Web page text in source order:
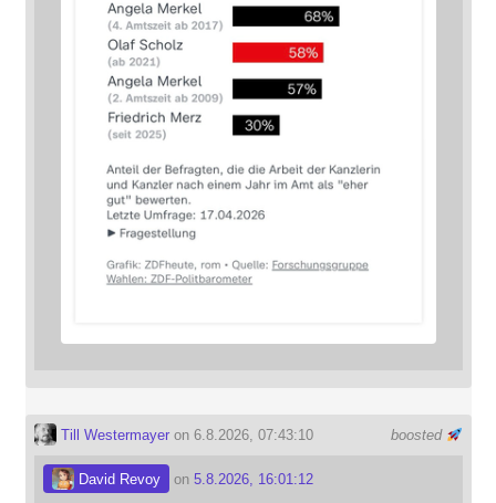
boosted
Till Westermayeron 6.8.2026, 07:43:10
David Revoy on 5.8.2026, 16:01:12